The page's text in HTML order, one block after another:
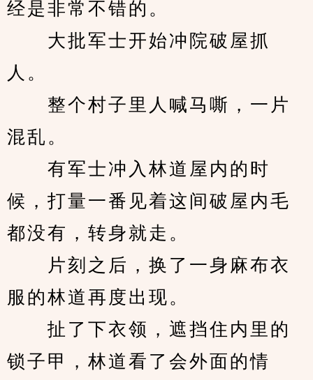
经是非常不错的。
大批军士开始冲院破屋抓
人。
整个村子里人喊马嘶，一片
混乱。
有军士冲入林道屋内的时
候，打量一番见着这间破屋内毛
都没有，转身就走。
片刻之后，换了一身麻布衣
服的林道再度出现。
扯了下衣领，遮挡住内里的
锁子甲，林道看了会外面的情